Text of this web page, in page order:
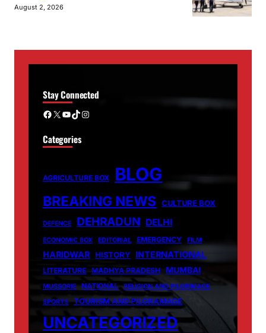
August 2, 2026
Stay Connected
Facebook X YouTube TikTok Instagram
Categories
AGRICULTURE BOX BLOG
BREAKING NEWS CULTURE BOX
DEFENCE DEHRADUN DELHI
ECONOMIC BOX EDITORIAL EMERGENCY FILM
HARIDWAR HISTORY INTERNATIONAL
LITERATURE MADHYA PRADESH MUMBAI
MUSSORIE NATIONAL
RELIGION AND PILGRIMAGE
SPORTS
TOURISM AND PILGRAMAGE
UNCATEGORIZED